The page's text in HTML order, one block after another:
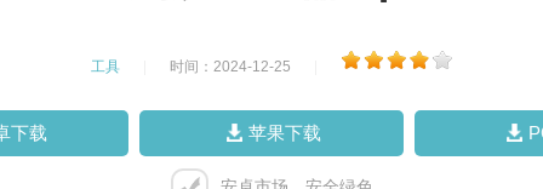
工具 时间：2024-12-25
下载 苹果下载